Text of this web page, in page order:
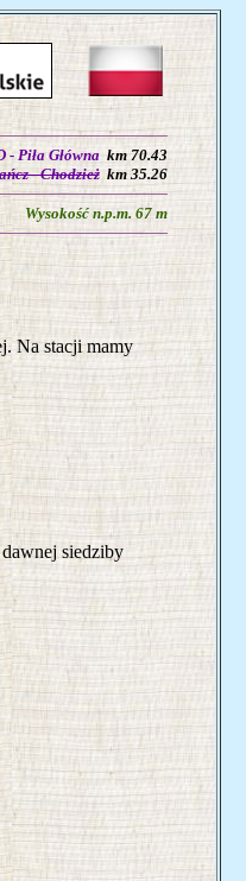
- Piła Główna km 70.43
- Chodzież km 35.26
Wysokość n.p.m. 67 m
Na stacji mamy
siedziby